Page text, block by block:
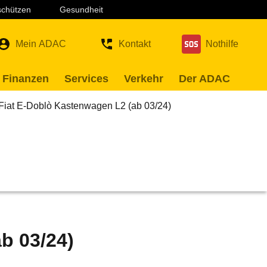
Gesundheit
Mein ADAC Kontakt Nothilfe
Services Verkehr Der ADAC
Fiat E-Doblò Kastenwagen L2 (ab 03/24)
03/24)